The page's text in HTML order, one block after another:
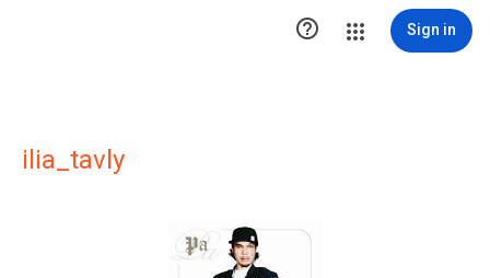
 Sign in
ilia_tavly